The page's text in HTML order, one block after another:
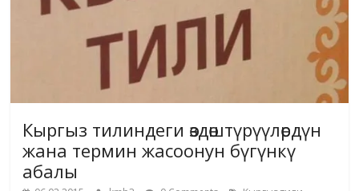
Кыргыз тилиндеги өздөштүрүүлөрдүн
жана термин жасоонун бүгүнкү
абалы